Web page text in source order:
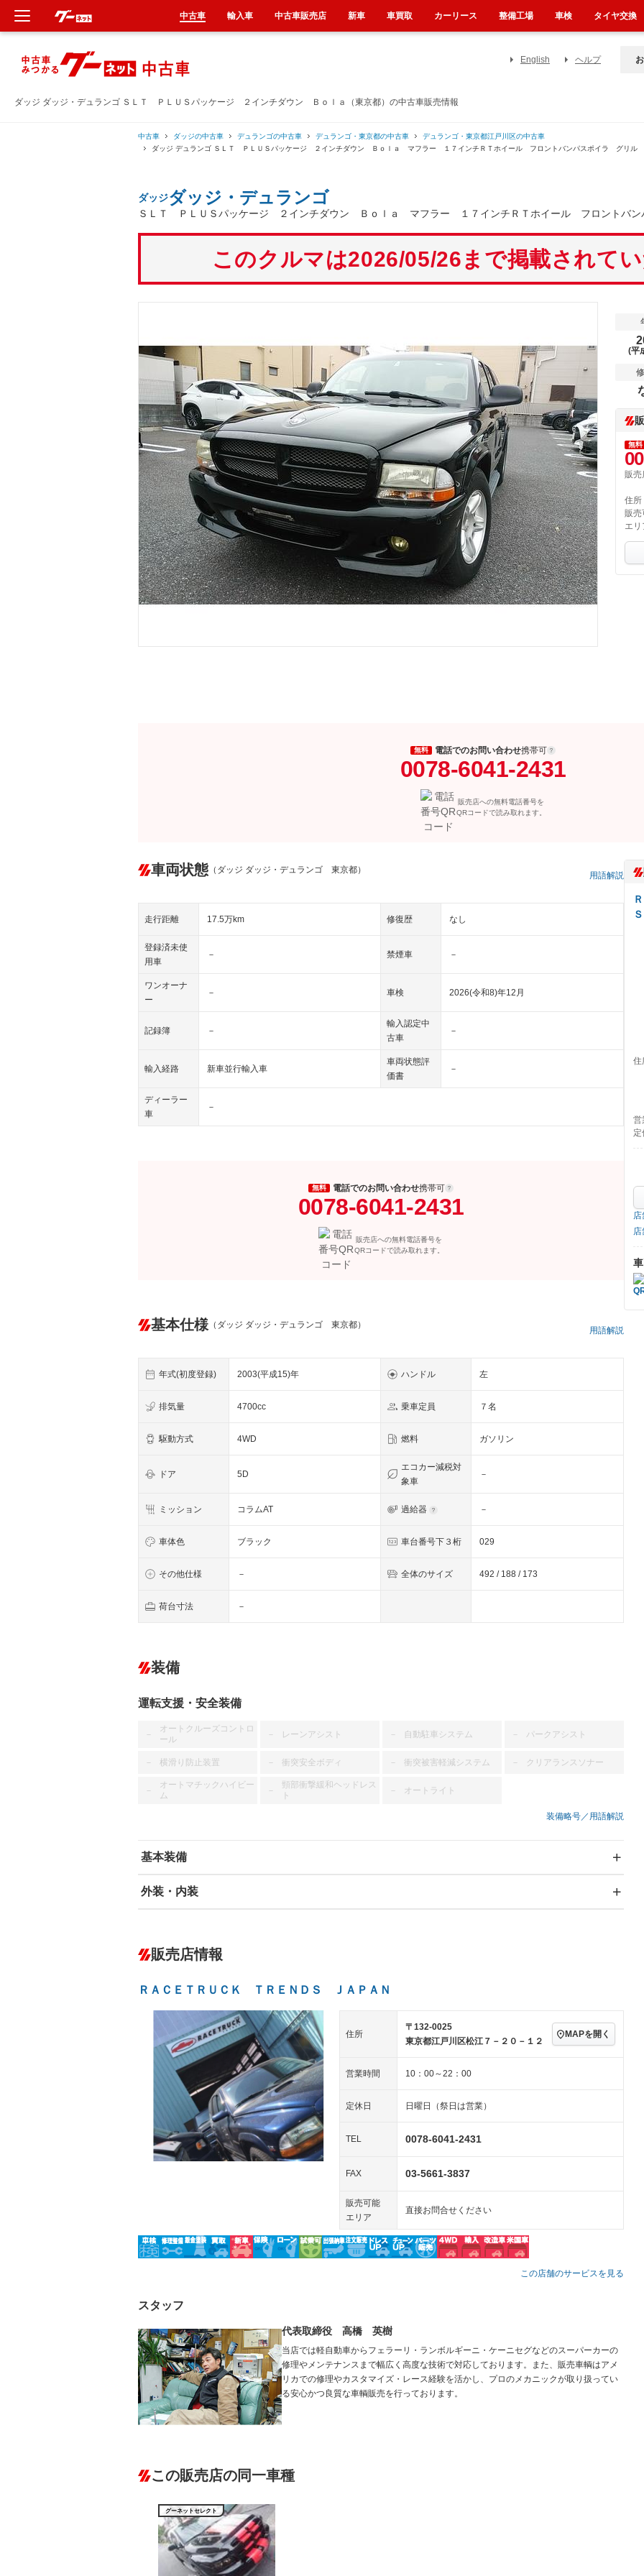
ダッジ ダッジ・デュランゴ ＳＬＴ ＰＬＵＳパッケージ ２インチダウン Ｂｏｌａ（東京都）の中古車販売情報
English ヘルプ
中古車 ダッジの中古車 デュランゴの中古車 デュランゴ・東京都の中古車
デュランゴ・東京都江戸川区の中古車
ダッジ デュランゴ ＳＬＴ ＰＬＵＳパッケージ ２インチダウン Ｂｏｌａ マフラー １７インチＲＴホイール フロントバンパスポイラ グリル
ダッジダッジ・デュランゴ
ＳＬＴ ＰＬＵＳパッケージ ２インチダウン Ｂｏｌａ マフラー １７インチＲＴホイール フロントバン
このクルマは2026/05/26まで掲載されて
(平
無料
販売
住所
販売
エリ
無料 電話でのお問い合わせ携帯可
0078-6041-2431
販売店への無料電話番号を
QRコードで読み取れます。
車両状態 （ダッジ ダッジ・デュランゴ 東京都）
用語解説
走行距離 17.5万km 修復歴 なし
登録済未使
用車
－ 禁煙車 －
ワンオーナ
ー
－ 車検 2026(令和8)年12月
記録簿 －
輸入認定中
古車
－
輸入経路 新車並行輸入車
車両状態評
価書
－
ディーラー
車
－
無料 電話でのお問い合わせ携帯可
0078-6041-2431
販売店への無料電話番号を
QRコードで読み取れます。
基本仕様 （ダッジ ダッジ・デュランゴ 東京都）
用語解説
年式(初度登録) 2003(平成15)年 ハンドル 左
排気量 4700cc 乗車定員 ７名
駆動方式 4WD 燃料 ガソリン
ドア 5D
エコカー減税対
象車
－
ミッション コラムAT 過給器 －
車体色 ブラック 車台番号下３桁 029
その他仕様 － 全体のサイズ 492 / 188 / 173
荷台寸法 －
装備
運転支援・安全装備
－
オートクルーズコントロ
ール
－ レーンアシスト － 自動駐車システム － パークアシスト
－ 横滑り防止装置 － 衝突安全ボディ － 衝突被害軽減システム － クリアランスソナー
－
オートマチックハイビー
ム
－
頸部衝撃緩和ヘッドレス
ト
－ オートライト
装備略号／用語解説
基本装備
エアバッグ：運転席/助手席
－ ダウンヒルアシストコントロール
Bluetooth接続 100V電源
レンタカーアップ － 展示・試乗車 電動格納ミラー
外装・内装
オーディオ：CDまたはCDチェンジャー
－
ー
－
LEDヘッドランプ － HID(キセノンライト)
ETC エアロ スマートキー ローダウン
ランフラットタイヤ － パワーシート
フルフラットシート チップアップシート
シートヒーター － ウォークスルー
フロントカメラ シートエアコン 全周囲カメラ
販売店情報
ＲＡＣＥＴＲＵＣＫ ＴＲＥＮＤＳ ＪＡＰＡＮ
住所
〒132-0025
東京都江戸川区松江７－２０－１２
MAPを開く
営業時間 10：00～22：00
定休日 日曜日（祭日は営業）
TEL 0078-6041-2431
FAX 03-5661-3837
販売可能
エリア
直接お問合せください
この店舗のサービスを見る
スタッフ
代表取締役 高橋 英樹
当店では軽自動車からフェラーリ・ランボルギーニ・ケーニセグなどのスーパーカーの
修理やメンテナンスまで幅広く高度な技術で対応しております。また、販売車輌はアメ
リカでの修理やカスタマイズ・レース経験を活かし、プロのメカニックが取り扱ってい
る安心かつ良質な車輌販売を行っております。
住
営
定
この販売店の同一車種
グーネットセレクト
中古車 輸入車 中古車販売店 新車 車買取 カーリース 整備工場 車検 タイヤ交換
新車
中古車